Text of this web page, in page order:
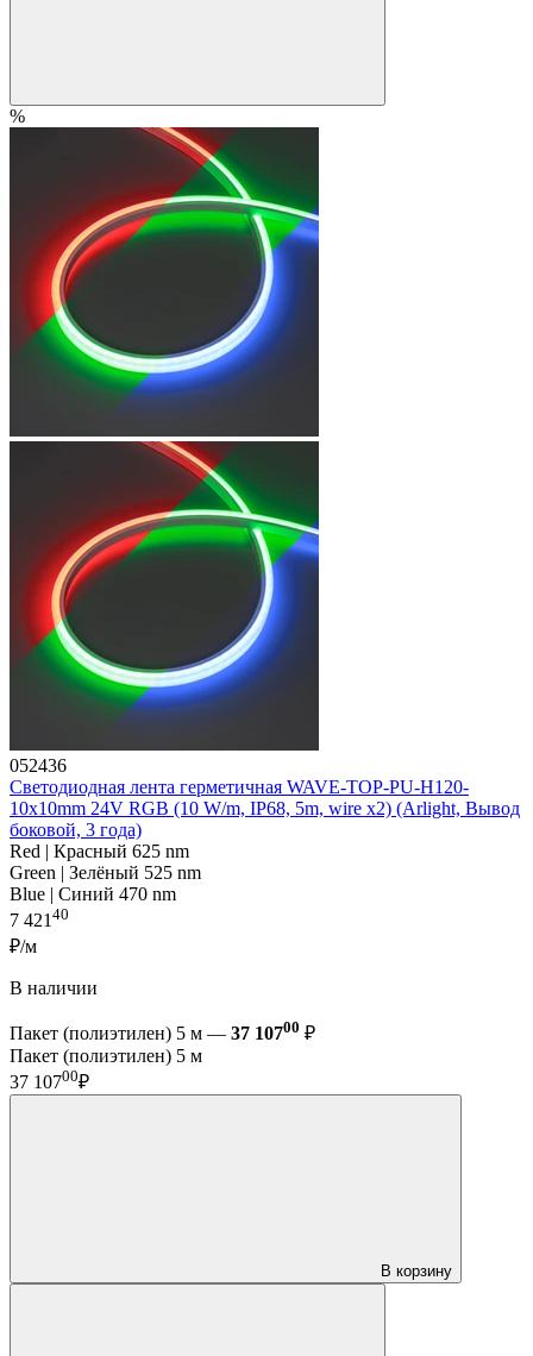
%
052436
Светодиодная лента герметичная WAVE-TOP-PU-H120-
10x10mm 24V RGB (10 W/m, IP68, 5m, wire x2) (Arlight, Вывод
боковой, 3 года)
Red | Красный 625 nm
Green | Зелёный 525 nm
Blue | Синий 470 nm
7 42140
₽/м
В наличии
Пакет (полиэтилен) 5 м — 37 10700 ₽
Пакет (полиэтилен) 5 м
37 10700₽
В корзину